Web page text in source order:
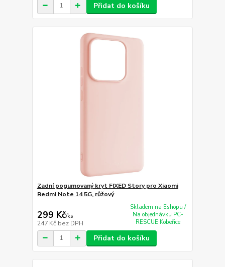
Přidat do košíku
Zadní pogumovaný kryt FIXED Story pro Xiaomi
Redmi Note 14 5G, růžový
299 Kč/ks
247 Kč bez DPH
Skladem na Eshopu /
Na objednávku PC-
RESCUE Kobeřice
Přidat do košíku